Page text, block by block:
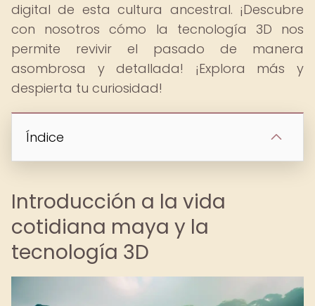
digital de esta cultura ancestral. ¡Descubre
con nosotros cómo la tecnología 3D nos
permite revivir el pasado de manera
asombrosa y detallada! ¡Explora más y
despierta tu curiosidad!
Índice
Introducción a la vida
cotidiana maya y la
tecnología 3D